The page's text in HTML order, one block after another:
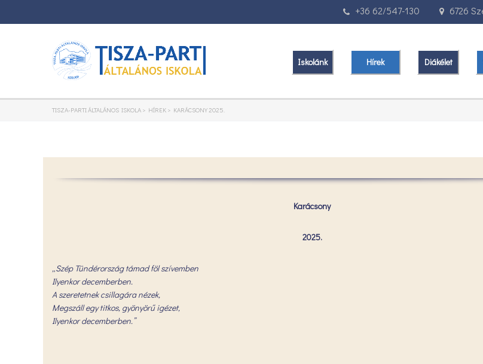
6726
+36 62/547-130
Iskolánk Hírek Diákélet
TISZA-PARTI ÁLTALÁNOS ISKOLA > HÍREK > KARÁCSONY 2025.
Karácsony
2025.
„Szép Tündérország támad föl szívemben
Ilyenkor decemberben.
A szeretetnek csillagára nézek,
Megszáll egy titkos, gyönyörű igézet,
Ilyenkor decemberben.”